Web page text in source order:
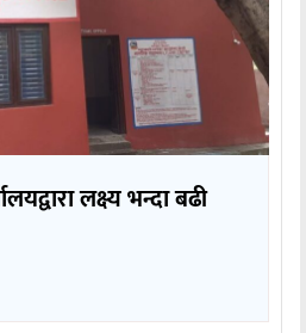
लक्ष्य भन्दा बढी